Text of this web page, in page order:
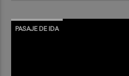
PASAJE DE IDA